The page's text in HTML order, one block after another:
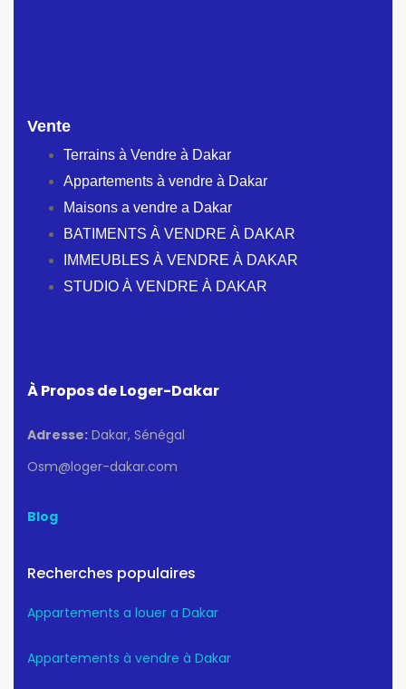
Vente
Terrains à Vendre à Dakar
Appartements à vendre à Dakar
Maisons a vendre a Dakar
BATIMENTS À VENDRE À DAKAR
IMMEUBLES À VENDRE À DAKAR
STUDIO À VENDRE À DAKAR
À Propos de Loger-Dakar
Adresse: Dakar, Sénégal
Osm@loger-dakar.com
Blog
Recherches populaires
Appartements a louer a Dakar
Appartements à vendre à Dakar